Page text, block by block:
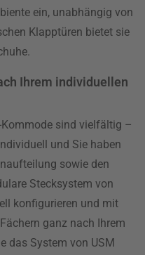
ein, unabhängig von
Klapptüren bietet sie
Ihrem individuellen
Kommode sind vielfältig –
und Sie haben
sowie den
Stecksystem von
konfigurieren und mit
ganz nach Ihrem
das System von USM